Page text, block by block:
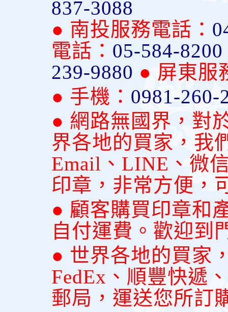
837-3088
● 南投服務電話：
電話： 05-584-8200
239-9880 ● 屏東服
● 手機： 0981-260-
● 網路無國界，對
界各地的買家，我
Email、LINE、微
印章，非常方便，
● 顧客購買印章和
自付運費。歡迎到
● 世界各地的買家
FedEx、順豐快遞
郵局，運送您所訂